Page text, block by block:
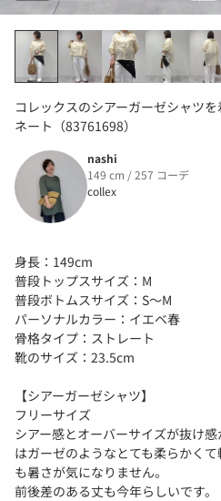
コレックスのシアーガーゼシャツ
ネート（83761698）
nashi
149 cm / 257 コーデ
collex
身長：149cm
普段トップスサイズ：M
普段ボトムスサイズ：S〜M
パーソナルカラー：イエベ春
骨格タイプ：ストレート
靴のサイズ：23.5cm
【シアーガーゼシャツ】
フリーサイズ
シアー感とオーバーサイズが抜け
はガーゼのようなとても柔らかく
も暑さが気になりません。
前後差のある丈も今年らしいです。